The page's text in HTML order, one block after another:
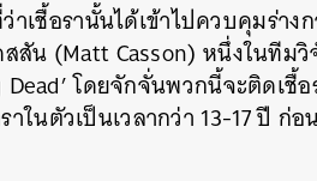
เชื้อรานั้นได้เข้าไปควบคุมร่า
น (Matt Casson) หนึ่งในทีมวิ
โดยจักจั่นพวกนี้จะติดเ
ในตัวเป็นเวลากว่า 13-17 ปี